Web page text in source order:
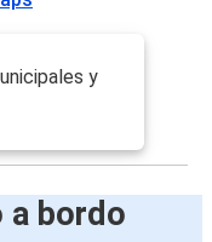
y
a bordo